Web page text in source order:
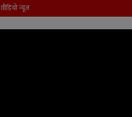
वीडियो न्यूज